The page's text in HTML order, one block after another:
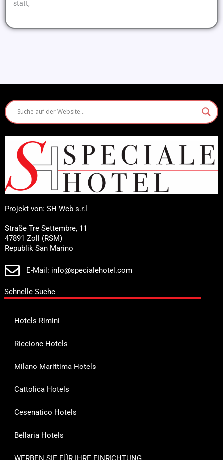
statt,
Projekt von: SH Web s.r.l
Straße Tre Settembre, 11
47891 Zoll (RSM)
Republik San Marino
E-Mail: info@specialehotel.com
Schnelle Suche
Hotels Rimini
Riccione Hotels
Milano Marittima Hotels
Cattolica Hotels
Cesenatico Hotels
Bellaria Hotels
WERBEN SIE FÜR IHRE EINRICHTUNG